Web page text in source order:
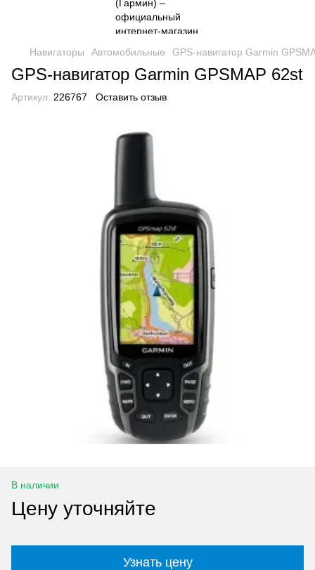
Навигаторы Автомобильные GPS-навигатор Garmin
GPS-навигатор Garmin GPSMAP 62st
Артикул: 226767 Оставить отзыв
В наличии
Цену уточняйте
Узнать цену